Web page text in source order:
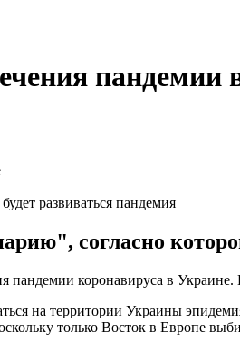
пандемии
развиваться пандемия
согласно
пандемии коронавируса в
на территории Украины
только Восток в Европе